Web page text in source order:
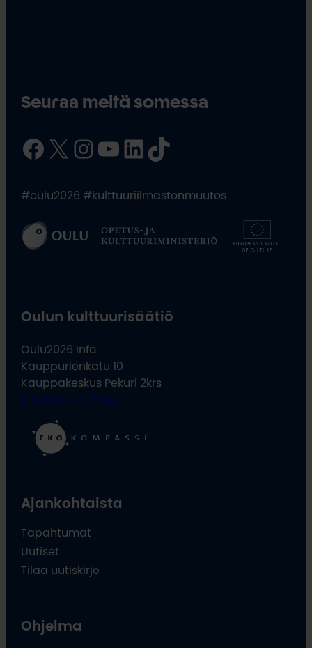
Seuraa meitä somessa
Facebook X InstagramYouTube LinkedIn TikTok
#oulu2026 #kulttuuriilmastonmuutos
Oulun kulttuurisäätiö
Oulu2026 Info
Kauppurienkatu 10
Kauppakeskus Pekuri 2krs
info@oulu2026.eu
Ajankohtaista
Tapahtumat
Uutiset
Tilaa uutiskirje
Ohjelma